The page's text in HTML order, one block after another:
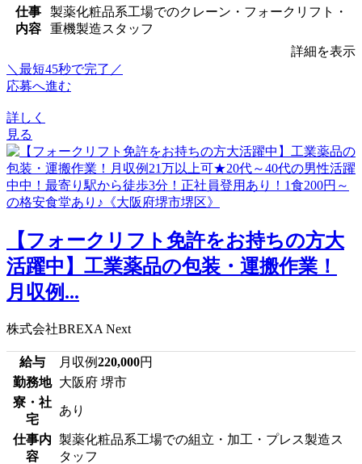
仕事
内容
製薬化粧品系工場でのクレーン・フォークリフト・
重機製造スタッフ
詳細を表示
＼最短45秒で完了／
応募へ進む
詳しく
見る
【フォークリフト免許をお持ちの方大
活躍中】工業薬品の包装・運搬作業！
月収例...
株式会社BREXA Next
給与 月収例220,000円
勤務地 大阪府 堺市
寮・社
宅
あり
仕事内
容
製薬化粧品系工場での組立・加工・プレス製造ス
タッフ